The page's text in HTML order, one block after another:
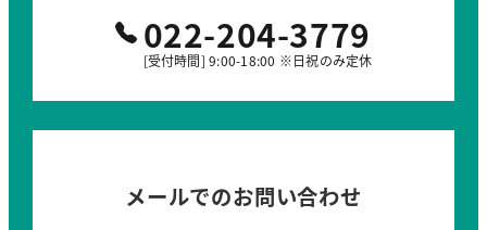
022-204-3779
[受付時間] 9:00-18:00 ※日祝のみ定休
メールでのお問い合わせ